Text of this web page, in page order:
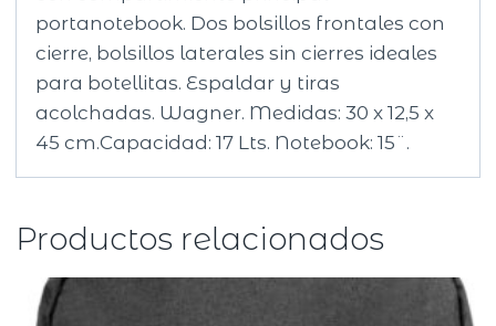
portanotebook. Dos bolsillos frontales con
cierre, bolsillos laterales sin cierres ideales
para botellitas. Espaldar y tiras
acolchadas. Wagner. Medidas: 30 x 12,5 x
45 cm.Capacidad: 17 Lts. Notebook: 15¨.
Productos relacionados